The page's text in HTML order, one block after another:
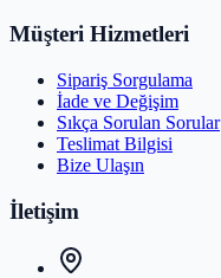
Müşteri Hizmetleri
Sipariş Sorgulama
İade ve Değişim
Sıkça Sorulan Sorular
Teslimat Bilgisi
Bize Ulaşın
İletişim